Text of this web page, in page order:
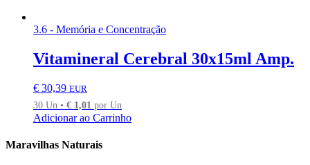
3.6 - Memória e Concentração
Vitamineral Cerebral 30x15ml Amp.
€ 30,39 EUR
30 Un • € 1,01 por Un
Adicionar ao Carrinho
Maravilhas Naturais